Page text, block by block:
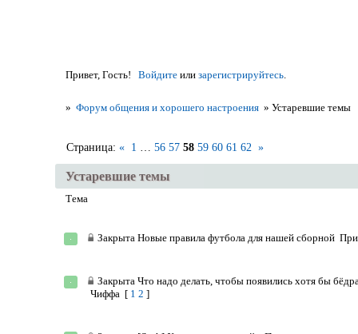
Привет, Гость! Войдите илизарегистрируйтесь.
» Форум общения и хорошего настроения » Устаревшие темы
Устаревшие темы
Страница: « 1 56 57 58 59 60 61 62 »
Тема
ЗакрытаНовые правила футбола для нашей сборной
ЗакрытаЧто надо делать, чтобы появились хотя бы
Чиффа [ 1 2 ]